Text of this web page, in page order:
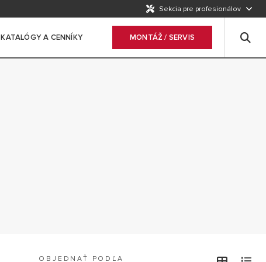
Sekcia pre profesionálov
KATALÓGY A CENNÍKY MONTÁŽ / SERVIS
OBJEDNAŤ PODĽA